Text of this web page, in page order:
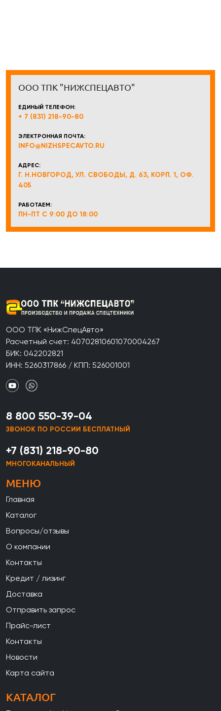
ООО ТПК "НИЖСПЕЦАВТО"
ЕДИНЫЙ ТЕЛЕФОН:
+ 7 (831) 218-90-80
ЭЛЕКТРОННАЯ ПОЧТА:
INFO@NIZHSPECAVTO.RU
АДРЕС:
Г. Н.НОВГОРОД, УЛ. СВОБОДЫ, Д. 63, КОРП. 1, ОФ.
405
РАБОТАЕМ:
ПН-ПТ С 9:00 ДО 18:00
ООО ТПК «НижСпецАвто»
Расчетный счет: 40702810601070004267
БИК: 042202821
ИНН: 5260317866 / КПП: 526001001
8 800 550-39-04
ЗВОНОК ПО РОССИИ БЕСПЛАТНЫЙ
+7 (831) 218-90-80
МНОГОКАНАЛЬНЫЙ
МЕНЮ
Главная
Каталог
Вопросы/отзывы
О компании
Контакты
Кредит / лизинг
Доставка
Отправить запрос
Прайс-лист
Контакты
Новости
Карта сайта
КАТАЛОГ